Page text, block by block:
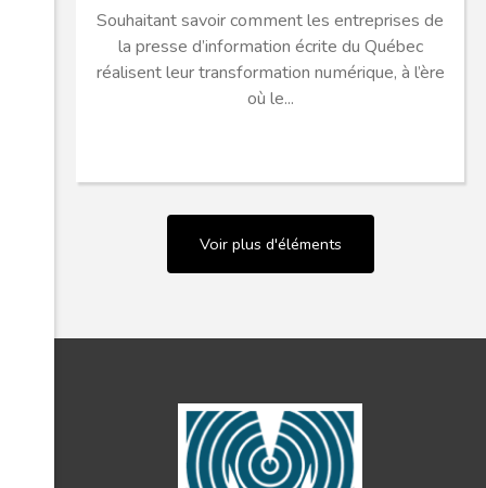
Souhaitant savoir comment les entreprises de
la presse d’information écrite du Québec
réalisent leur transformation numérique, à l’ère
où le...
Voir plus d'éléments